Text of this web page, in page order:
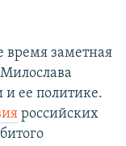
время заметная
и ее политике.
российских